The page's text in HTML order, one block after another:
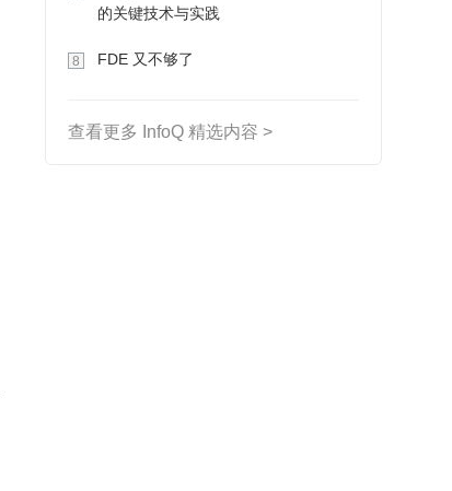
的关键技术与实践
8 FDE 又不够了
查看更多 InfoQ 精选内容 >